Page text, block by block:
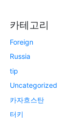
카테고리
Foreign
Russia
tip
Uncategorized
카자흐스탄
터키